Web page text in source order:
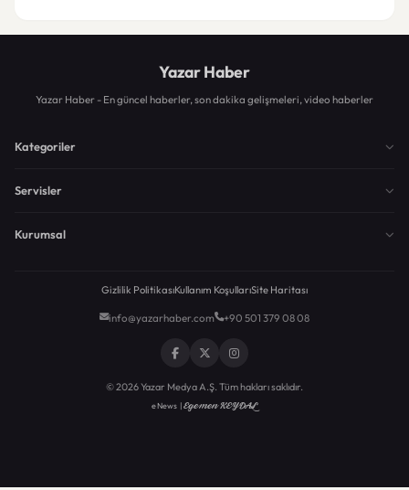
Yazar Haber
Yazar Haber - En güncel haberler, son dakika gelişmeleri, video haberler
Kategoriler
Servisler
Kurumsal
Gizlilik PolitikasıKullanım KoşullarıSite Haritası
info@yazarhaber.com +90 501 379 08 08
© 2026 Yazar Medya A.Ş. Tüm hakları saklıdır.
eNews |Egemen KEYDAL